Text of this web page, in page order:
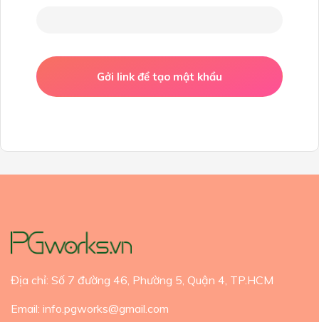
Gởi link để tạo mật khẩu
Địa chỉ: Số 7 đường 46, Phường 5, Quận 4, TP.HCM
Email: info.pgworks@gmail.com